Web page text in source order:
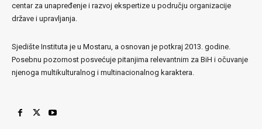
centar za unapređenje i razvoj ekspertize u području organizacije
države i upravljanja.
Sjedište Instituta je u Mostaru, a osnovan je potkraj 2013. godine.
Posebnu pozornost posvećuje pitanjima relevantnim za BiH i očuvanje
njenoga multikulturalnog i multinacionalnog karaktera.